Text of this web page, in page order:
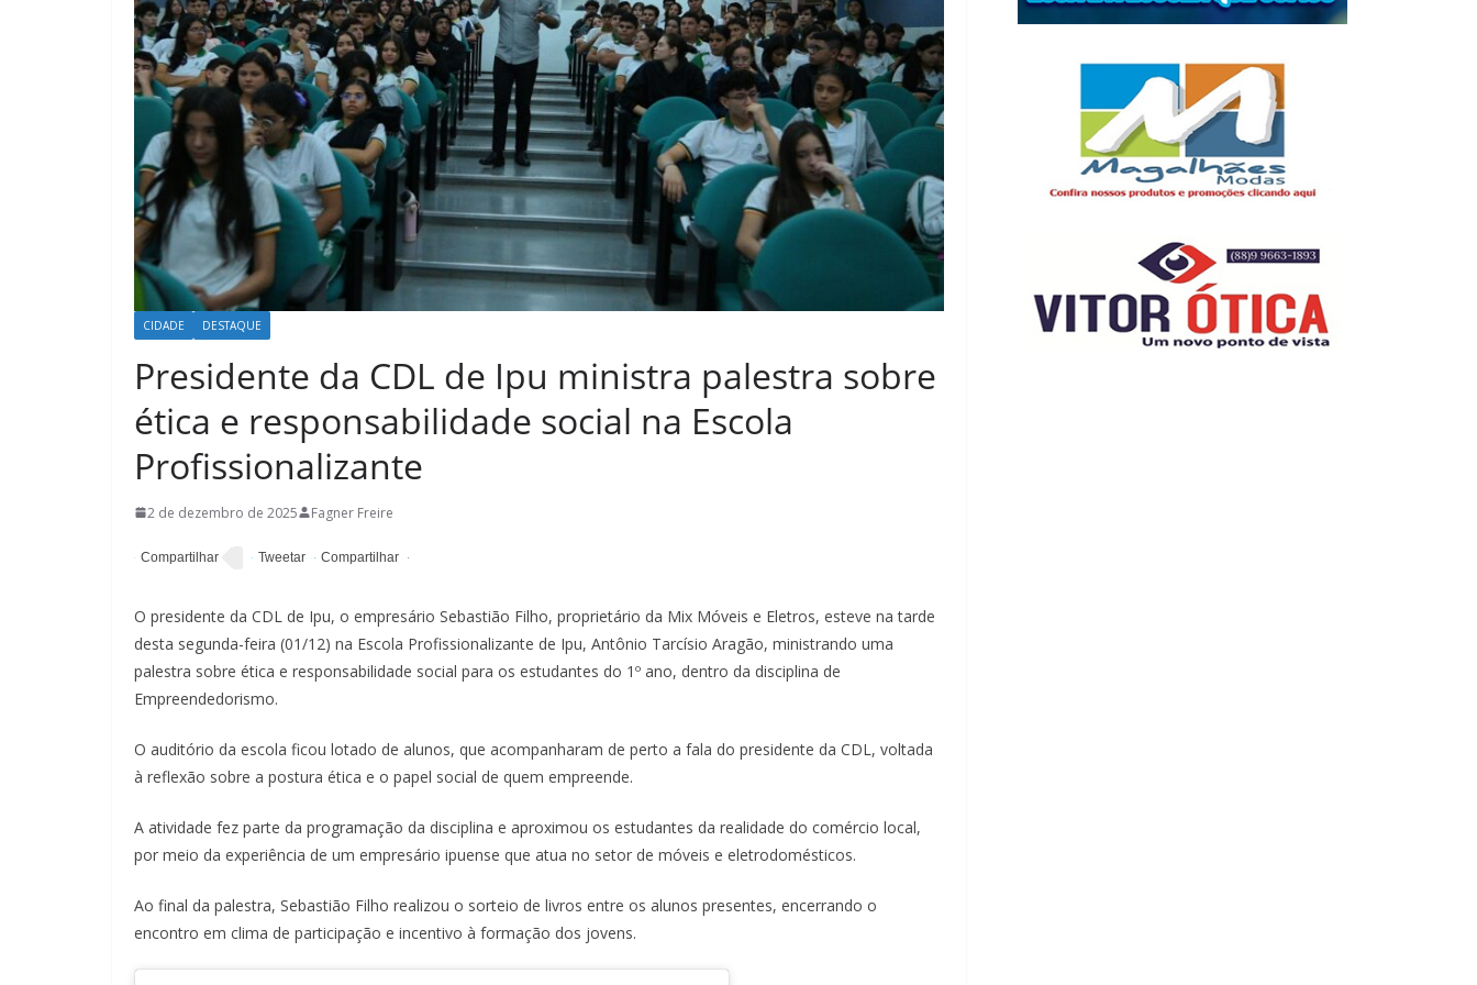
CIDADE DESTAQUE
Presidente da CDL de Ipu ministra palestra sobre
ética e responsabilidade social na Escola
Profissionalizante
2 de dezembro de 2025 Fagner Freire
O presidente da CDL de Ipu, o empresário Sebastião Filho, proprietário da Mix Móveis e Eletros, esteve na tarde
desta segunda-feira (01/12) na Escola Profissionalizante de Ipu, Antônio Tarcísio Aragão, ministrando uma
palestra sobre ética e responsabilidade social para os estudantes do 1º ano, dentro da disciplina de
Empreendedorismo.
O auditório da escola ficou lotado de alunos, que acompanharam de perto a fala do presidente da CDL, voltada
à reflexão sobre a postura ética e o papel social de quem empreende.
A atividade fez parte da programação da disciplina e aproximou os estudantes da realidade do comércio local,
por meio da experiência de um empresário ipuense que atua no setor de móveis e eletrodomésticos.
Ao final da palestra, Sebastião Filho realizou o sorteio de livros entre os alunos presentes, encerrando o
encontro em clima de participação e incentivo à formação dos jovens.